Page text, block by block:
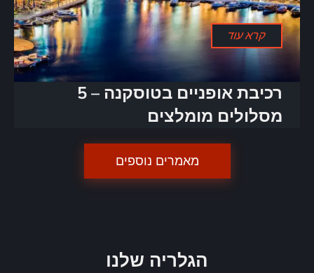
קרא עוד
רכיבת אופניים בטוסקנה – 5
מסלולים מומלצים
מאמרים נוספים
הגלריה שלנו